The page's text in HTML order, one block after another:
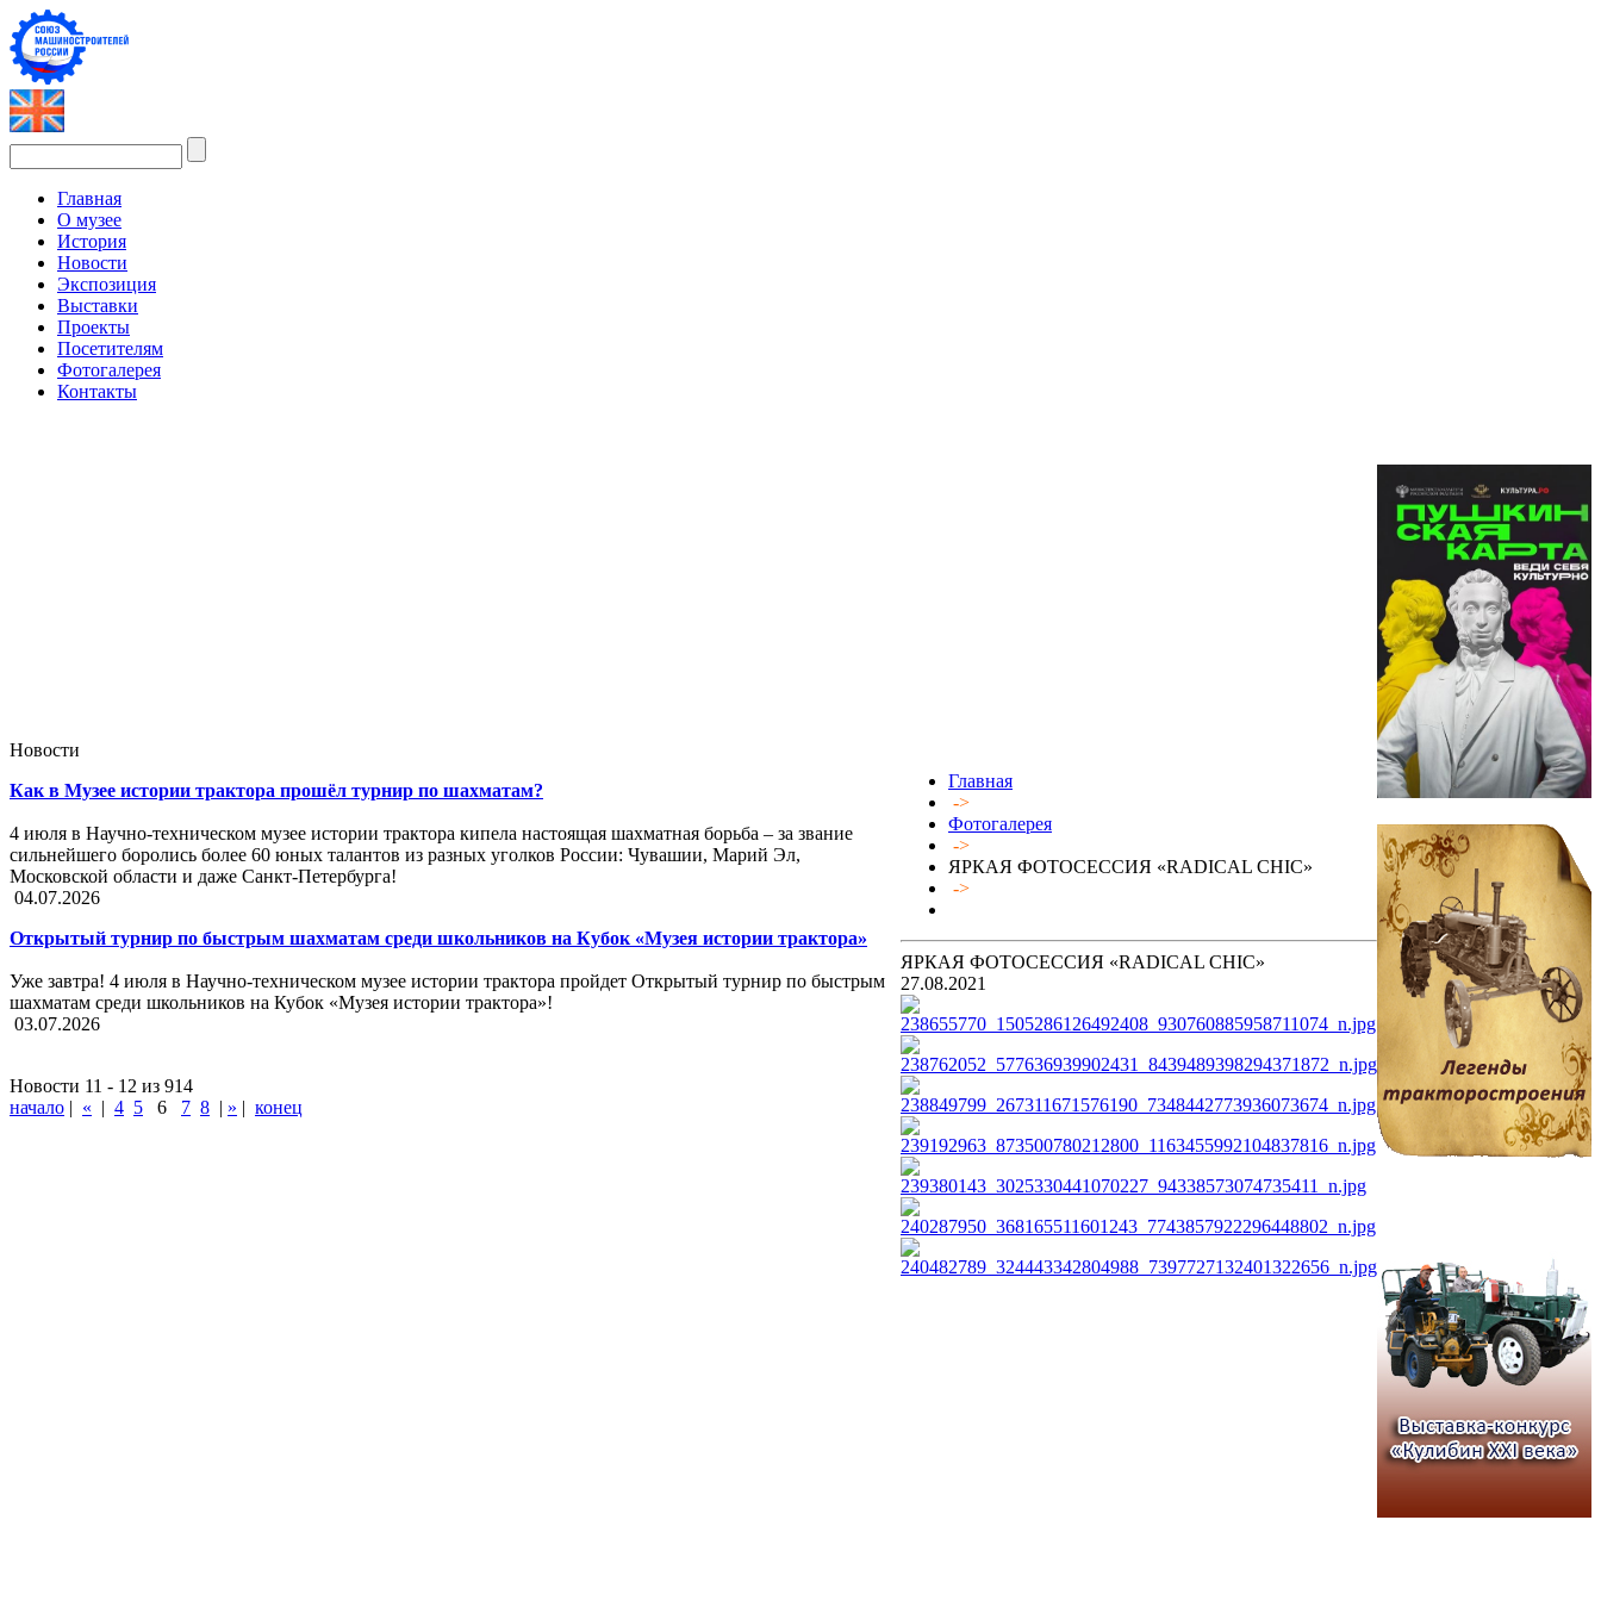
Главная
О музее
История
Новости
Экспозиция
Выставки
Проекты
Посетителям
Фотогалерея
Контакты
Новости
Как в Музее истории трактора прошёл турнир по шахматам?
4 июля в Научно-техническом музее истории трактора кипела настоящая шахматная борьба – за звание
сильнейшего боролись более 60 юных талантов из разных уголков России: Чувашии, Марий Эл,
Московской области и даже Санкт-Петербурга!
04.07.2026
Открытый турнир по быстрым шахматам среди школьников на Кубок «Музея истории трактора»
Уже завтра! 4 июля в Научно-техническом музее истории трактора пройдет Открытый турнир по быстрым
шахматам среди школьников на Кубок «Музея истории трактора»!
03.07.2026
Новости 11 - 12 из 914
начало | « | 4 5 6 7 8 | » | конец
Главная
->
Фотогалерея
->
ЯРКАЯ ФОТОСЕССИЯ «RADICAL CHIC»
->
ЯРКАЯ ФОТОСЕССИЯ «RADICAL CHIC»
27.08.2021